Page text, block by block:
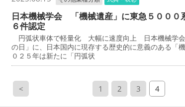
日本機械学会 「機械遺産」に東急５００
６件認定
円弧状車体で軽量化 大幅に速度向上 日本機械学
の日」に、日本国内に現存する歴史的に意義のある「
０２５年は新たに「円弧状
< 1 2 3 4